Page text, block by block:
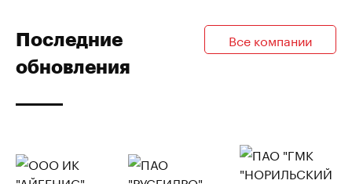
Последние
обновления
Все компании